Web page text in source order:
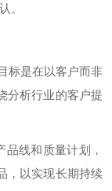
。
标是在以客户而非
分析行业的客户提
品线和质量计划，
，以实现长期持续